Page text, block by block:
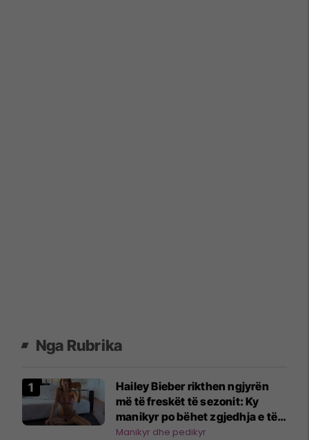
Nga Rubrika
Hailey Bieber rikthen ngjyrën
më të freskët të sezonit: Ky
manikyr po bëhet zgjedhja e të
famshmeve
Manikyr dhe pedikyr